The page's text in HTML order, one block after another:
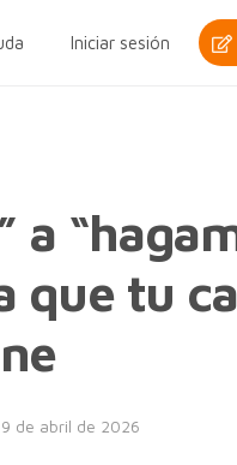
Iniciar sesión
a
que tu
de abril de 2026